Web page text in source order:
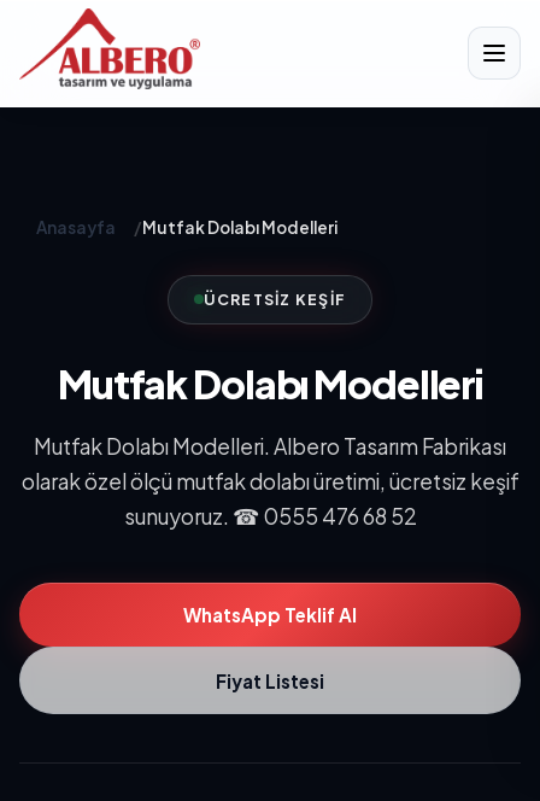
Anasayfa /Mutfak Dolabı Modelleri
ÜCRETSIZ KEŞIF
Mutfak Dolabı Modelleri
Mutfak Dolabı Modelleri. Albero Tasarım Fabrikası
olarak özel ölçü mutfak dolabı üretimi, ücretsiz keşif
sunuyoruz. ☎ 0555 476 68 52
WhatsApp Teklif Al
Fiyat Listesi